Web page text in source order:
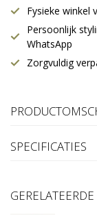
Fysieke winkel
Persoonlijk
WhatsApp
Zorgvuldig
SPECIFICATIES